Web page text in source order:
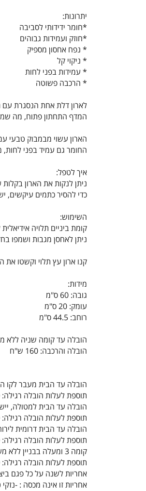
יתרונות:
*חומר ידידותי לסביבה
*חוזק ועמידות גבוהים
* נפח אחסון מספיק
* ניקוי קל
* עמידות בפני לחות
* הרכבה פשוטה
לארון דלת אחת הנסגרת עם
המדף התחתון פתוח, מה
הארון עשוי מבמבוק טבעי
החומר גם עמיד בפני
איך לטפל:
ניתן לנקות את הארון
כדי להסיר כתמים עיקשים,
השימוש:
קומת ביניים תלויה
ניתן לאחסן מגבות ושמפו
קנו ארון עץ תלוי וקשטו
מידות:
גובה: 60 ס"מ
עומק: 20 ס"מ
​רוחב: 44.5 ס"מ
הובלה עד קומה שניה ללא
הובלה והרכבה: 160 ש"ח
הובלה עד הבית מעבר לקו
תוספת לעלות הובלה רגילה: 50 ₪ לתשלום מול המוביל
הובלה עד הבית למטולה,
תוספת לעלות הובלה רגילה: 90 ₪ לתשלום מול המוביל
הובלה עד הבית דרומית לירוחם עד
תוספת לעלות הובלה רגילה: 150 ₪ לתשלום מול המוביל
קומה 3 ומעלה בבניין ללא מעלית או שהמוצר אינו נכנס במעלית:
תוספת לעלות הובלה רגילה: 50 ₪ לכל קומה לתשלום מול המוביל
אחריות לשנה על כל פגם
אחריות זו אינה מכסה : -